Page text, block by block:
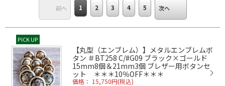
前へ 1 2 3 4 5 次へ
PICK UP
【丸型（エンブレム）】メタルエンブレムボ
タン ＃BT258 C/#G09 ブラック×ゴールド
15mm8個＆21mm3個 ブレザー用ボタンセ
ット ＊＊＊10％OFF＊＊＊
価格： 15,750円(税込)